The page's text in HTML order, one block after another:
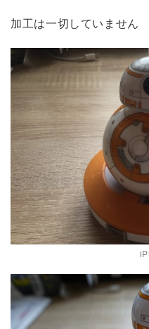
加工は一切していません